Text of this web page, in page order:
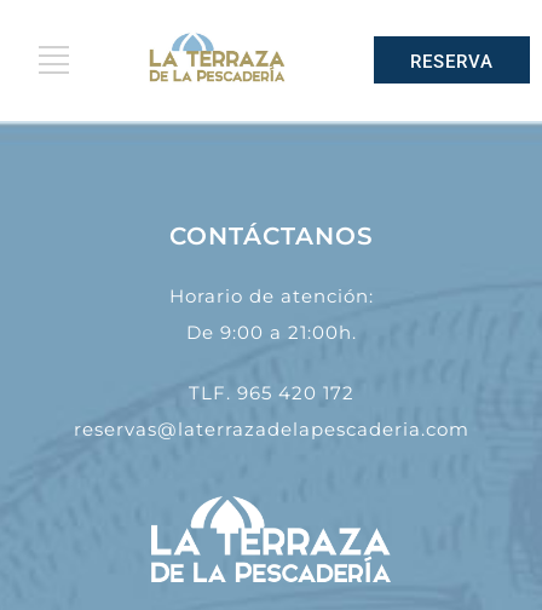
RESERVA
CONTÁCTANOS
Horario de atención:
De 9:00 a 21:00h.
TLF. 965 420 172
reservas@laterrazadelapescaderia.com